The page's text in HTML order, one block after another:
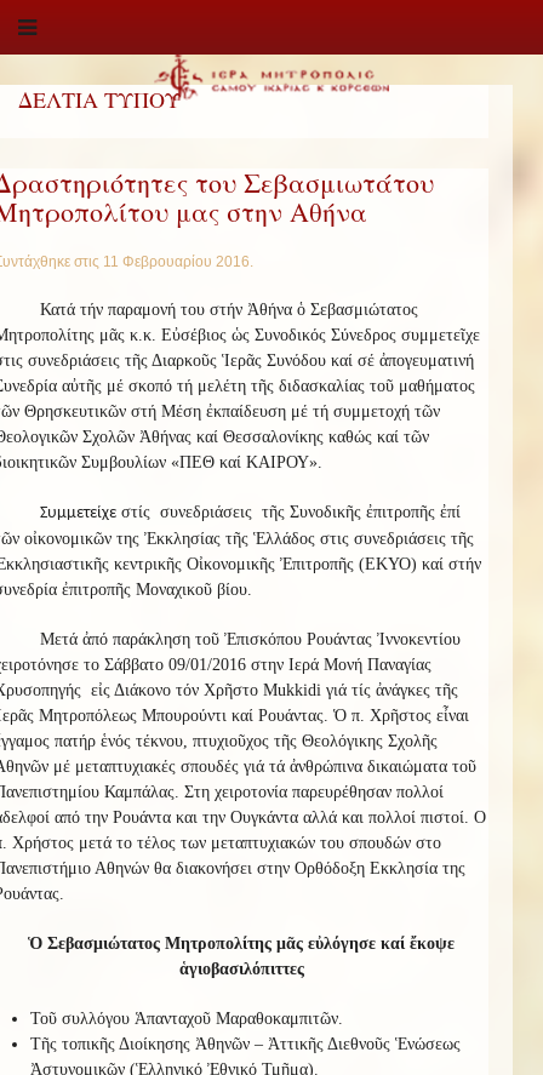
ΔΕΛΤΙΑ ΤΥΠΟΥ
του Σεβασμιωτάτου
μας στην Αθήνα
στις 11 Φεβρουαρίου 2016.
Κατά τήν παραμονή του στήν Ἀθήνα ὁ Σεβασμιώτατος
μᾶς κ.κ. Εὐσέβιος ὡς Συνοδικός Σύνεδρος συμμετεῖχε
συνεδριάσεις τῆς Διαρκοῦς Ἱερᾶς Συνόδου καί σέ ἀπογευματινή
αὐτῆς μέ σκοπό τή μελέτη τῆς διδασκαλίας τοῦ μαθήματος
Θρησκευτικῶν στή Μέση ἐκπαίδευση μέ τή συμμετοχή τῶν
Σχολῶν Ἀθήνας καί Θεσσαλονίκης καθώς καί τῶν
Συμβουλίων «ΠΕΘ καί ΚΑΙΡΟΥ».
Συμμετείχεστίς συνεδριάσεις τῆς Συνοδικῆς ἐπιτροπῆς ἐπί
οἰκονομικῶν της Ἐκκλησίας τῆς Ἑλλάδος στις συνεδριάσεις τῆς
κεντρικῆς Οἰκονομικῆς Ἐπιτροπῆς (ΕΚΥΟ) καί στήν
ἐπιτροπῆς Μοναχικοῦ βίου.
Μετά ἀπό παράκληση τοῦ Ἐπισκόπου Ρουάντας Ἰννοκεντίου
το Σάββατο 09/01/2016 στην Ιερά Μονή Παναγίας
εἰς Διάκονο τόν Χρῆστο Mukkidi γιά τίς ἀνάγκες τῆς
Μητροπόλεως Μπουρούντι καί Ρουάντας. Ὁ π. Χρῆστος εἶναι
πατήρ ἑνός τέκνου, πτυχιοῦχος τῆς Θεολόγικης Σχολῆς
μέ μεταπτυχιακές σπουδές γιά τά ἀνθρώπινα δικαιώματα τοῦ
Καμπάλας. Στη χειροτονία παρευρέθησαν πολλοί
από την Ρουάντα και την Ουγκάντα αλλά και πολλοί πιστοί. Ο
Χρήστος μετά το τέλος των μεταπτυχιακών του σπουδών στο
Αθηνών θα διακονήσει στην Ορθόδοξη Εκκλησία της
Ὁ Σεβασμιώτατος Μητροπολίτης μᾶς εὐλόγησε καί ἔκοψε
ἁγιοβασιλόπιττες
Τοῦ συλλόγου Ἁπανταχοῦ Μαραθοκαμπιτῶν.
Τῆς τοπικῆς Διοίκησης Ἀθηνῶν – Ἀττικῆς Διεθνοῦς Ἑνώσεως
Ἀστυνομικῶν (Ἑλληνικό Ἐθνικό Τμῆμα).